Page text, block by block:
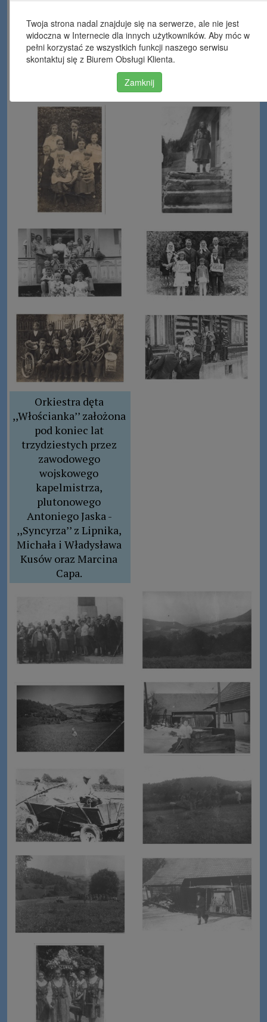
Orkiestra dęta
,,Włościanka’’ założona
pod koniec lat
trzydziestych przez
zawodowego
wojskowego
kapelmistrza,
plutonowego
Antoniego Jaska -
,,Syncyrza’’ z Lipnika,
Michała i Władysława
Kusów oraz Marcina
Capa.